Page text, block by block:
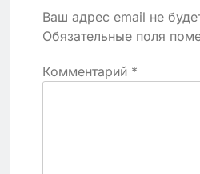
Ваш адрес email не
Обязательные поля
Комментарий *